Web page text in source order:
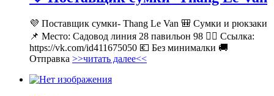
💜 Поставщик сумки- Thang Le Van 🎒 Сумки и рюкзаки
📌 Место: Садовод линия 28 павильон 98 👉🏻 Ссылка:
https://vk.com/id411675050 💶 Без минималки 🚚
Отправка >>читать далее<<